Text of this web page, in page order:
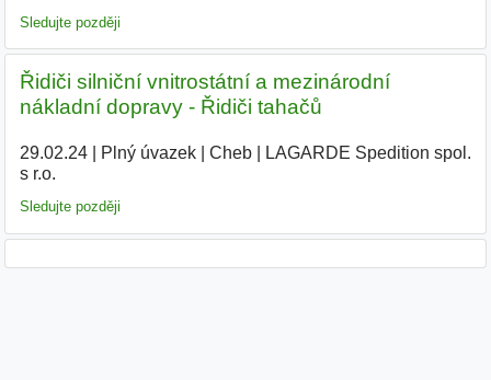
Sledujte později
Řidiči silniční vnitrostátní a mezinárodní
nákladní dopravy - Řidiči tahačů
29.02.24| Plný úvazek| Cheb|
LAGARDE Spedition spol.
s r.o.
Sledujte později